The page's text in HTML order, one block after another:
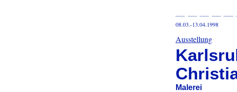
08.03.-13.04.1998
Ausstellung
Malerei